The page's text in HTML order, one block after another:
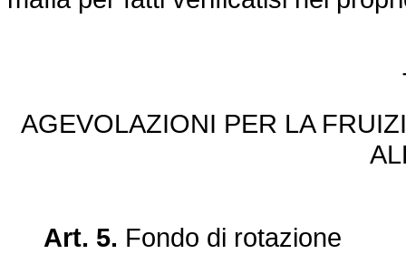
AGEVOLAZIONI PER LA
Art. 5. Fondo di rotazione